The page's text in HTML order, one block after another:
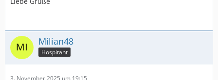
Milian48
Hospitant
3. November 2025 um 19:15